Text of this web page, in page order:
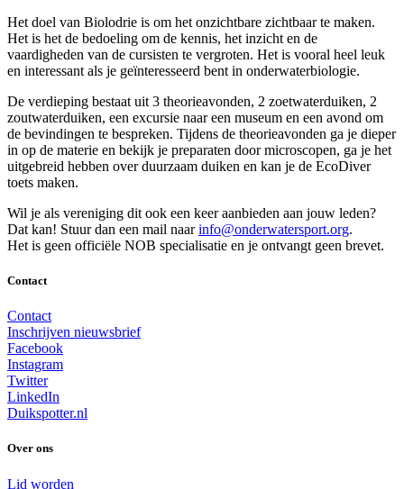
Het doel van Biolodrie is om het onzichtbare zichtbaar te maken.
Het is het de bedoeling om de kennis, het inzicht en de
vaardigheden van de cursisten te vergroten. Het is vooral heel leuk
en interessant als je geïnteresseerd bent in onderwaterbiologie.
De verdieping bestaat uit 3 theorieavonden, 2 zoetwaterduiken, 2
zoutwaterduiken, een excursie naar een museum en een avond om
de bevindingen te bespreken. Tijdens de theorieavonden ga je dieper
in op de materie en bekijk je preparaten door microscopen, ga je het
uitgebreid hebben over duurzaam duiken en kan je de EcoDiver
toets maken.
Wil je als vereniging dit ook een keer aanbieden aan jouw leden?
Dat kan! Stuur dan een mail naarinfo@onderwatersport.org.
Het is geen officiële NOB specialisatie en je ontvangt geen brevet.
Contact
Contact
Inschrijven nieuwsbrief
Facebook
Instagram
Twitter
LinkedIn
Duikspotter.nl
Over ons
Lid worden